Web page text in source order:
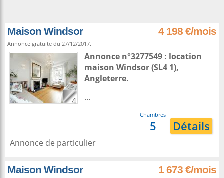
Maison Windsor 4 198 €/mois
Annonce gratuite du 27/12/2017.
4
Annonce n°3277549 : location
maison Windsor(SL4 1),
Angleterre.
...
Chambres
5 Détails
Annonce de particulier
Maison Windsor 1 673 €/mois